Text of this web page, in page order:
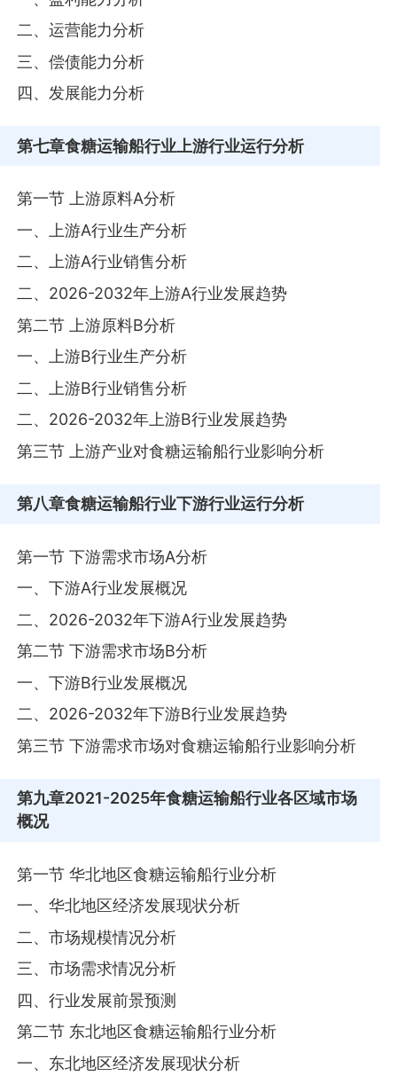
二、运营能力分析
三、偿债能力分析
四、发展能力分析
第七章食糖运输船行业上游行业运行分析
第一节 上游原料A分析
一、上游A行业生产分析
二、上游A行业销售分析
二、2026-2032年上游A行业发展趋势
第二节 上游原料B分析
一、上游B行业生产分析
二、上游B行业销售分析
二、2026-2032年上游B行业发展趋势
第三节 上游产业对食糖运输船行业影响分析
第八章食糖运输船行业下游行业运行分析
第一节 下游需求市场A分析
一、下游A行业发展概况
二、2026-2032年下游A行业发展趋势
第二节 下游需求市场B分析
一、下游B行业发展概况
二、2026-2032年下游B行业发展趋势
第三节 下游需求市场对食糖运输船行业影响分析
第九章2021-2025年食糖运输船行业各区域市场
概况
第一节 华北地区食糖运输船行业分析
一、华北地区经济发展现状分析
二、市场规模情况分析
三、市场需求情况分析
四、行业发展前景预测
第二节 东北地区食糖运输船行业分析
一、东北地区经济发展现状分析